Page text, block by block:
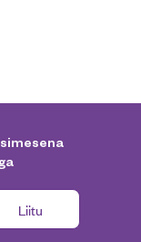
Liitu